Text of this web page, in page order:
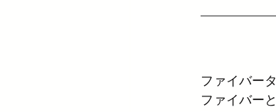
ファイバー
ファイバー